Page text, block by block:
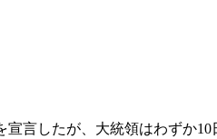
言したが、大統領はわずか